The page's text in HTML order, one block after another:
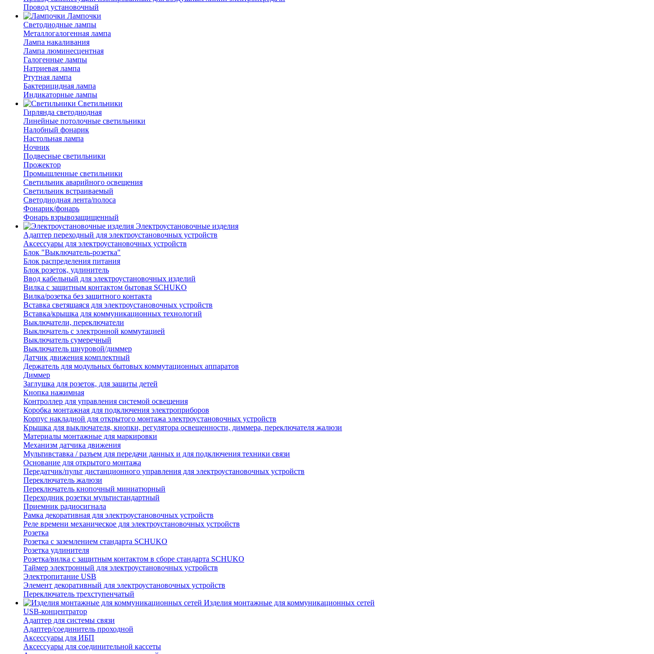
Провод установочный
Лампочки
Светодиодные лампы
Металлогалогенная лампа
Лампа накаливания
Лампа люминесцентная
Галогенные лампы
Натриевая лампа
Ртутная лампа
Бактерицидная лампа
Индикаторные лампы
Светильники
Гирлянда светодиодная
Линейные потолочные светильники
Налобный фонарик
Настольная лампа
Ночник
Подвесные светильники
Прожектор
Промышленные светильники
Светильник аварийного освещения
Светильник встраиваемый
Светодиодная лента/полоса
Фонарик/фонарь
Фонарь взрывозащищенный
Электроустановочные изделия
Адаптер переходный для электроустановочных устройств
Аксессуары для электроустановочных устройств
Блок "Выключатель-розетка"
Блок распределения питания
Блок розеток, удлинитель
Ввод кабельный для электроустановочных изделий
Вилка с защитным контактом бытовая SCHUKO
Вилка/розетка без защитного контакта
Вставка светящаяся для электроустановочных устройств
Вставка/крышка для коммуникационных технологий
Выключатели, переключатели
Выключатель с электронной коммутацией
Выключатель сумеречный
Выключатель шнуровой/диммер
Датчик движения комплектный
Держатель для модульных бытовых коммутационных аппаратов
Диммер
Заглушка для розеток, для защиты детей
Кнопка нажимная
Контроллер для управления системой освещения
Коробка монтажная для подключения электроприборов
Корпус накладной для открытого монтажа электроустановочных устройств
Крышка для выключателя, кнопки, регулятора освещенности, диммера, переключателя жалюзи
Материалы монтажные для маркировки
Механизм датчика движения
Мультивставка / разъем для передачи данных и для подключения техники связи
Основание для открытого монтажа
Передатчик/пульт дистанционного управления для электроустановочных устройств
Переключатель жалюзи
Переключатель кнопочный миниатюрный
Переходник розетки мультистандартный
Приемник радиосигнала
Рамка декоративная для электроустановочных устройств
Реле времени механическое для электроустановочных устройств
Розетка
Розетка с заземлением стандарта SCHUKO
Розетка удлинителя
Розетка/вилка с защитным контактом в сборе стандарта SCHUKO
Таймер электронный для электроустановочных устройств
Электропитание USB
Элемент декоративный для электроустановочных устройств
Переключатель трехступенчатый
Изделия монтажные для коммуникационных сетей
USB-концентратор
Адаптер для системы связи
Адаптер/соединитель проходной
Аксессуары для ИБП
Аксессуары для соединительной кассеты